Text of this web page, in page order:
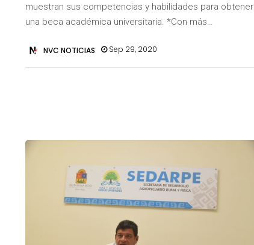
muestran sus competencias y habilidades para obtener
una beca académica universitaria. *Con más…
NVC NOTICIAS Sep 29, 2020